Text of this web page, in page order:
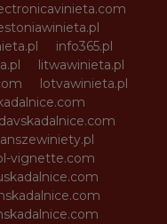
info365.pl
litwawinieta.pl
lotvawinieta.pl
vignette.com